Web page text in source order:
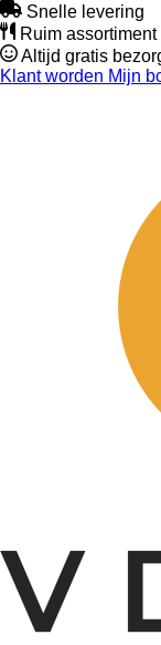
Snelle levering
Ruim assortiment
Altijd gratis
Klant worden Mijn